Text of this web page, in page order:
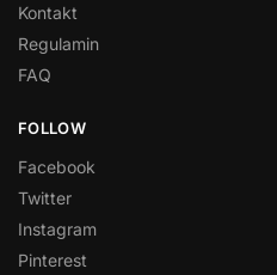
Kontakt
Regulamin
FAQ
FOLLOW
Facebook
Twitter
Instagram
Pinterest